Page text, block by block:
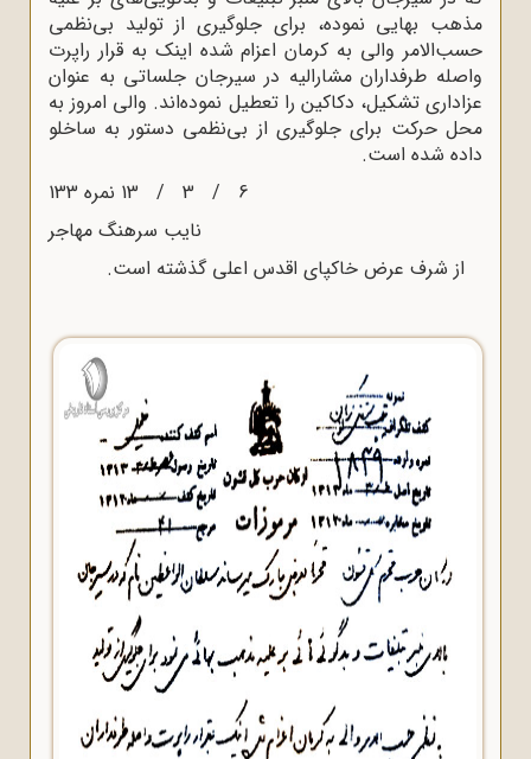
مذهب بهایی نموده، برای جلوگیری از تولید بی‌نظمی
حسب‌الامر والی به کرمان اعزام شده اینک به قرار راپرت
واصله طرفداران مشارالیه در سیرجان جلساتی به عنوان
عزاداری تشکیل، دکاکین را تعطیل نموده‌اند. والی امروز به
محل حرکت برای جلوگیری از بی‌نظمی دستور به ساخلو
داده شده است.
6 / 3 / 13 نمره 133
نایب سرهنگ مهاجر
از شرف عرض خاکپای اقدس اعلی گذشته است.